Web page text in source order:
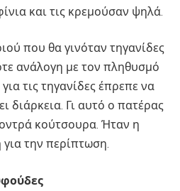
και τις κρεμούσαν ψηλά.
που θα γινόταν τηγανίδες
ανάλογη με τον πληθυσμό
τις τηγανίδες έπρεπε να
διάρκεια. Γι αυτό ο πατέρας
κούτσουρα. Ήταν η
την περίπτωση.